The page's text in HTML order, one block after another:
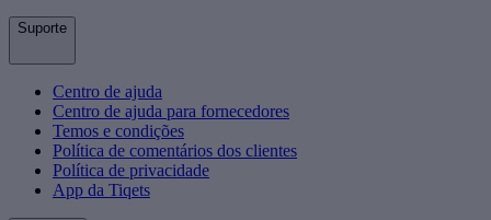
Suporte
Centro de ajuda
Centro de ajuda para fornecedores
Temos e condições
Política de comentários dos clientes
Política de privacidade
App da Tiqets